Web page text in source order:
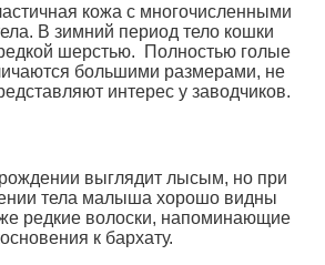
кожа с многочисленными
В зимний период тело кошки
шерстью. Полностью голые
большими размерами, не
интерес у заводчиков.
выглядит лысым, но при
тела малыша хорошо видны
редкие волоски, напоминающие
к бархату.